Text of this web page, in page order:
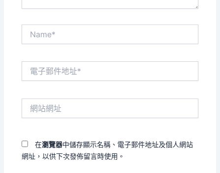
在瀏覽器中儲存顯示名稱、電子郵件地址及個人網站
網址，以供下次發佈留言時使用。